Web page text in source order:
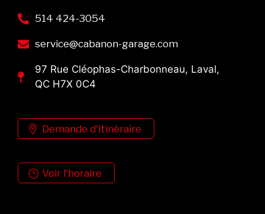
514 424-3054
service@cabanon-garage.com
97 Rue Cléophas-Charbonneau, Laval,
QC H7X 0C4
Demande d'itinéraire
Voir l'horaire